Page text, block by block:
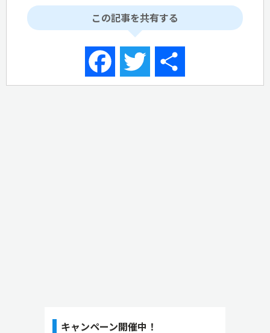
この記事を共有する
FacebookTwitter
キャンペーン開催中！